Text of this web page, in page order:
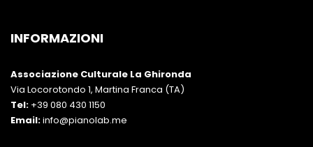
INFORMAZIONI
Associazione Culturale La Ghironda
Via Locorotondo 1, Martina Franca (TA)
Tel: +39 080 430 1150
Email:info@pianolab.me